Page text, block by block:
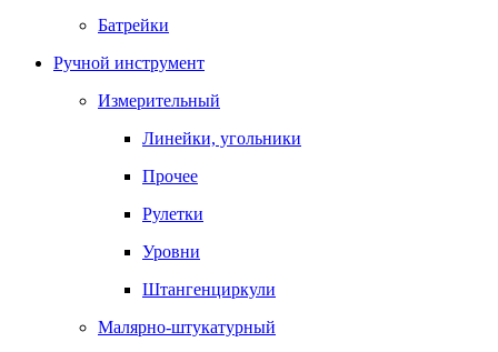
Батрейки
Ручной инструмент
Измерительный
Линейки, угольники
Прочее
Рулетки
Уровни
Штангенциркули
Малярно-штукатурный